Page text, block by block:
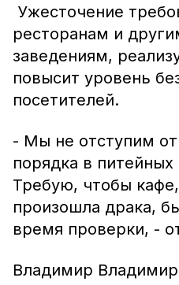
Ужесточение
ресторанам и
заведениям,
повысит уровень
посетителей.
- Мы не отступим от
порядка в питейных
Требую, чтобы
произошла драка,
время проверки, -
Владимир